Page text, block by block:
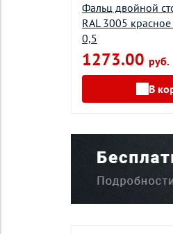
Фальц двойной
RAL 3005
0,5
1273.00 руб.
В